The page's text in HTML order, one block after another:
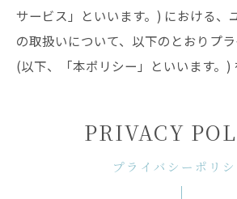
サービス」といいます。) における、
の取扱いについて、以下のとおりプ
(以下、「本ポリシー」といいます。)
プライバシーポリシ
PRIVACY